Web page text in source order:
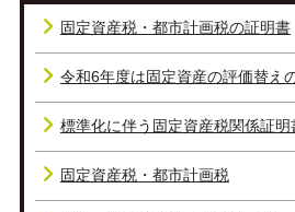
固定資産税・都市計画税の証明書
令和6年度は固定資産の評価替え
標準化に伴う固定資産税関係証明
固定資産税・都市計画税